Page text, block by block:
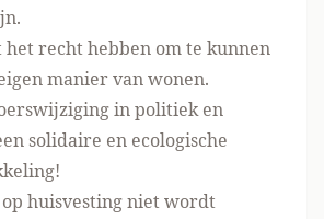
het recht hebben om te kunnen
manier van wonen.
in politiek en
solidaire en ecologische
huisvesting niet wordt